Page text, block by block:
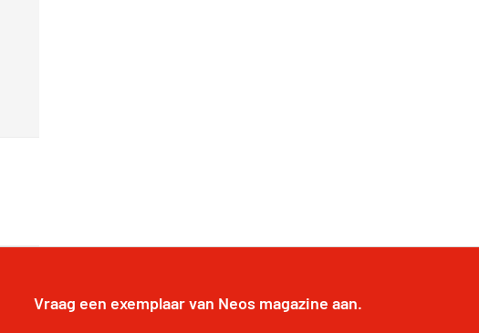
Vraag een exemplaar van Neos magazine aan.